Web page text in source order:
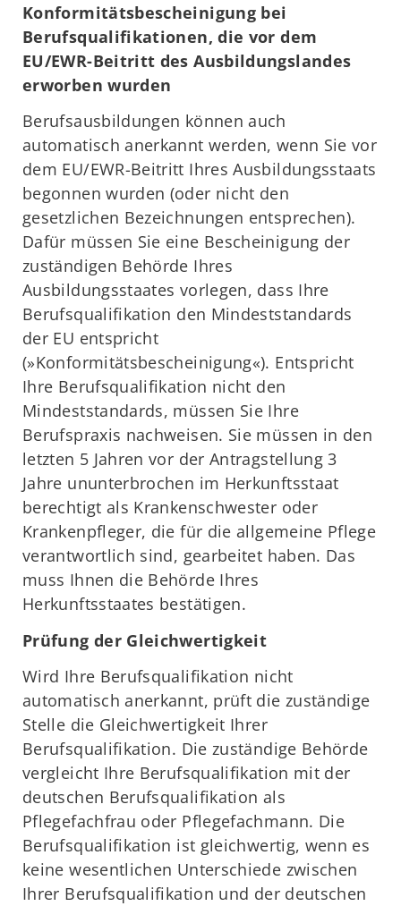
Konformitätsbescheinigung bei
Berufsqualifikationen, die vor dem
EU/EWR-Beitritt des Ausbildungslandes
erworben wurden
Berufsausbildungen können auch
automatisch anerkannt werden, wenn Sie vor
dem EU/EWR-Beitritt Ihres Ausbildungsstaats
begonnen wurden (oder nicht den
gesetzlichen Bezeichnungen entsprechen).
Dafür müssen Sie eine Bescheinigung der
zuständigen Behörde Ihres
Ausbildungsstaates vorlegen, dass Ihre
Berufsqualifikation den Mindeststandards
der EU entspricht
(»Konformitätsbescheinigung«). Entspricht
Ihre Berufsqualifikation nicht den
Mindeststandards, müssen Sie Ihre
Berufspraxis nachweisen. Sie müssen in den
letzten 5 Jahren vor der Antragstellung 3
Jahre ununterbrochen im Herkunftsstaat
berechtigt als Krankenschwester oder
Krankenpfleger, die für die allgemeine Pflege
verantwortlich sind, gearbeitet haben. Das
muss Ihnen die Behörde Ihres
Herkunftsstaates bestätigen.
Prüfung der Gleichwertigkeit
Wird Ihre Berufsqualifikation nicht
automatisch anerkannt, prüft die zuständige
Stelle die Gleichwertigkeit Ihrer
Berufsqualifikation. Die zuständige Behörde
vergleicht Ihre Berufsqualifikation mit der
deutschen Berufsqualifikation als
Pflegefachfrau oder Pflegefachmann. Die
Berufsqualifikation ist gleichwertig, wenn es
keine wesentlichen Unterschiede zwischen
Ihrer Berufsqualifikation und der deutschen